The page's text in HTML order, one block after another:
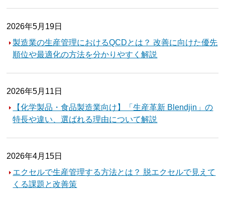
2026年5月19日
製造業の生産管理におけるQCDとは？ 改善に向けた優先
順位や最適化の方法を分かりやすく解説
2026年5月11日
【化学製品・食品製造業向け】「生産革新 Blendjin」の
特長や違い、選ばれる理由について解説
2026年4月15日
エクセルで生産管理する方法とは？ 脱エクセルで見えて
くる課題と改善策